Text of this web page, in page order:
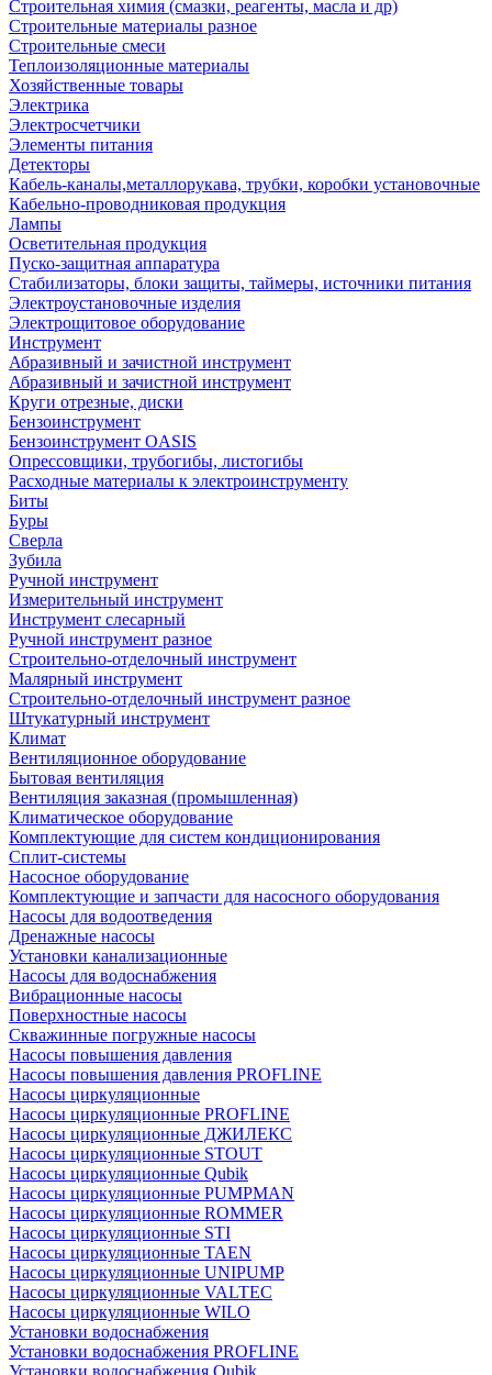
Строительная химия (смазки, реагенты, масла и др)
Строительные материалы разное
Строительные смеси
Теплоизоляционные материалы
Хозяйственные товары
Электрика
Электросчетчики
Элементы питания
Детекторы
Кабель-каналы,металлорукава, трубки, коробки установочные
Кабельно-проводниковая продукция
Лампы
Осветительная продукция
Пуско-защитная аппаратура
Стабилизаторы, блоки защиты, таймеры, источники питания
Электроустановочные изделия
Электрощитовое оборудование
Инструмент
Абразивный и зачистной инструмент
Абразивный и зачистной инструмент
Круги отрезные, диски
Бензоинструмент
Бензоинструмент OASIS
Опрессовщики, трубогибы, листогибы
Расходные материалы к электроинструменту
Биты
Буры
Сверла
Зубила
Ручной инструмент
Измерительный инструмент
Инструмент слесарный
Ручной инструмент разное
Строительно-отделочный инструмент
Малярный инструмент
Строительно-отделочный инструмент разное
Штукатурный инструмент
Климат
Вентиляционное оборудование
Бытовая вентиляция
Вентиляция заказная (промышленная)
Климатическое оборудование
Комплектующие для систем кондиционирования
Сплит-системы
Насосное оборудование
Комплектующие и запчасти для насосного оборудования
Насосы для водоотведения
Дренажные насосы
Установки канализационные
Насосы для водоснабжения
Вибрационные насосы
Поверхностные насосы
Скважинные погружные насосы
Насосы повышения давления
Насосы повышения давления PROFLINE
Насосы циркуляционные
Насосы циркуляционные PROFLINE
Насосы циркуляционные ДЖИЛЕКС
Насосы циркуляционные STOUT
Насосы циркуляционные Qubik
Насосы циркуляционные PUMPMAN
Насосы циркуляционные ROMMER
Насосы циркуляционные STI
Насосы циркуляционные TAEN
Насосы циркуляционные UNIPUMP
Насосы циркуляционные VALTEC
Насосы циркуляционные WILO
Установки водоснабжения
Установки водоснабжения PROFLINE
Установки водоснабжения Qubik